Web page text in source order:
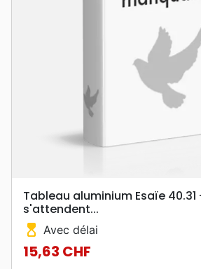
Tableau aluminium Esaïe
s'attendent...
hourglass_top Avec délai
Prix
15,63 CHF